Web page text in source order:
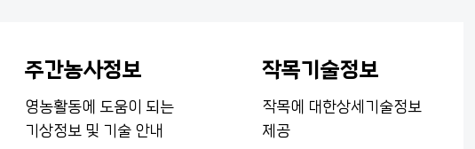
주간농사정보
영농활동에 도움이 되는
기상정보 및 기술 안내
작목기술정보
작목에 대한상세기술정보
제공